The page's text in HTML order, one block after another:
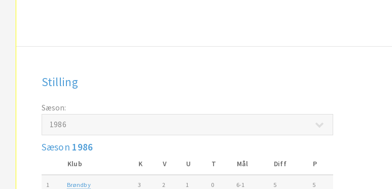
Stilling
Sæson:
Sæson 1986
Klub K V U T Mål Diff P
1 Brøndby 3 2 1 0 6-1 5 5